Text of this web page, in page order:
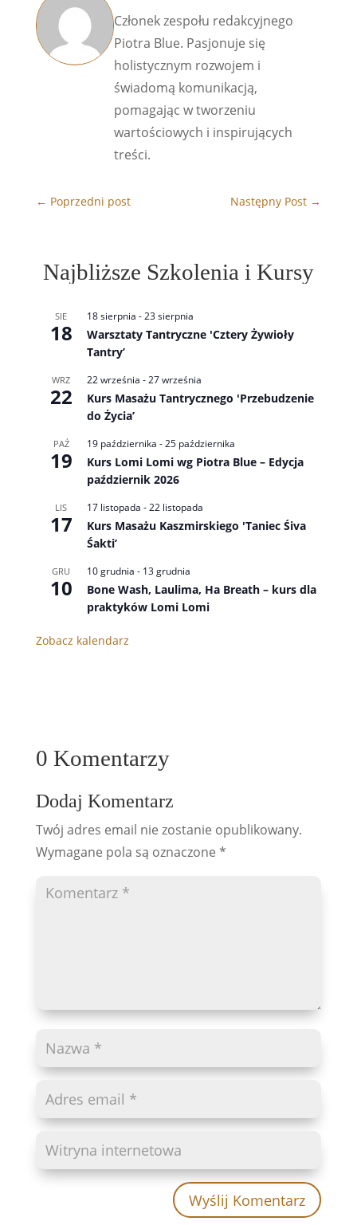
Członek zespołu redakcyjnego
Piotra Blue. Pasjonuje się
holistycznym rozwojem i
świadomą komunikacją,
pomagając w tworzeniu
wartościowych i inspirujących
treści.
← Poprzedni post Następny Post →
Najbliższe Szkolenia i Kursy
SIE
18
18 sierpnia -23 sierpnia
Warsztaty Tantryczne 'Cztery Żywioły
Tantry’
WRZ
22
22 września -27 września
Kurs Masażu Tantrycznego 'Przebudzenie
do Życia’
PAŹ
19
19 października -25 października
Kurs Lomi Lomi wg Piotra Blue – Edycja
październik 2026
LIS
17
17 listopada -22 listopada
Kurs Masażu Kaszmirskiego 'Taniec Śiva
Śakti’
GRU
10
10 grudnia - 13 grudnia
Bone Wash, Laulima, Ha Breath – kurs dla
praktyków Lomi Lomi
Zobacz kalendarz
0 Komentarzy
Dodaj Komentarz
Twój adres email nie zostanie opublikowany.
Wymagane pola są oznaczone *
Wyślij Komentarz